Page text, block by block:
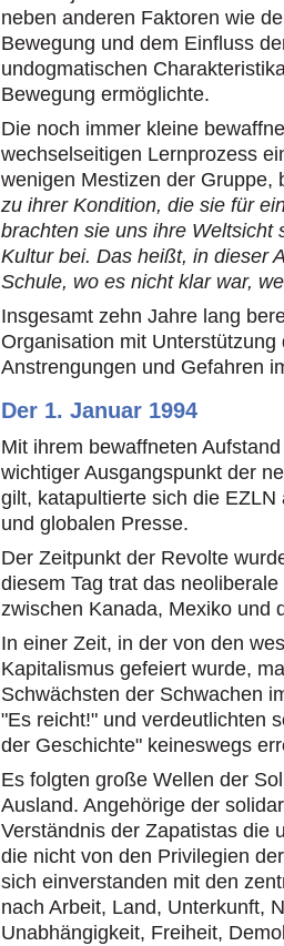
neben anderen Faktoren wie
Bewegung und dem Einfluss
undogmatischen
Bewegung ermöglichte.
Die noch immer kleine
wechselseitigen Lernprozess
wenigen Mestizen der
zu ihrer Kondition, die sie für
brachten sie uns ihre Weltsicht
Kultur bei. Das heißt, in dieser
Schule, wo es nicht klar war,
Insgesamt zehn Jahre lang
Organisation mit
Anstrengungen und Gefahren
Der 1. Januar 1994
Mit ihrem bewaffneten
wichtiger Ausgangspunkt der
gilt, katapultierte sich die
und globalen Presse.
Der Zeitpunkt der Revolte
diesem Tag trat das
zwischen Kanada, Mexiko und
In einer Zeit, in der von den
Kapitalismus gefeiert wurde,
Schwächsten der Schwachen
"Es reicht!" und verdeutlichten
der Geschichte" keineswegs
Es folgten große Wellen der
Ausland. Angehörige der
Verständnis der Zapatistas die
die nicht von den Privilegien
sich einverstanden mit den
nach Arbeit, Land, Unterkunft,
Unabhängigkeit, Freiheit,